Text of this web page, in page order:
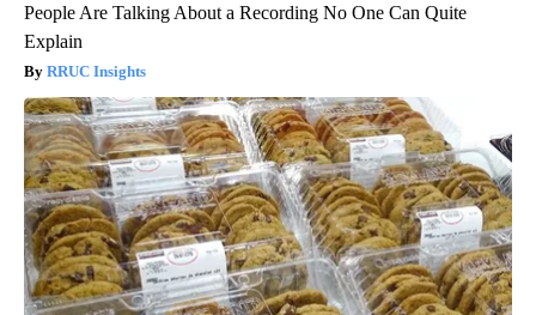
People Are Talking About a Recording No One Can Quite
Explain
RRUC Insights